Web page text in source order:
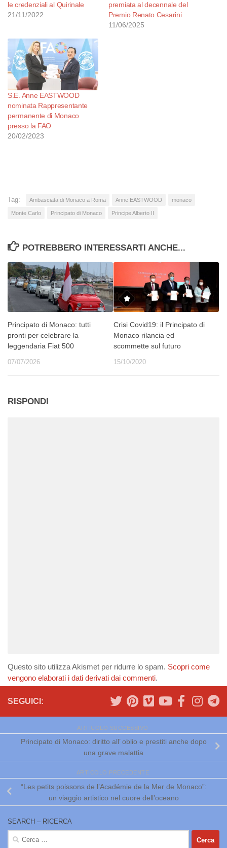
le credenziali al Quirinale
21/11/2022
premiata al decennale del
Premio Renato Cesarini
11/06/2025
S.E. Anne EASTWOOD
nominata Rappresentante
permanente di Monaco
presso la FAO
20/02/2023
Tag: Ambasciata di Monaco a Roma Anne EASTWOOD monaco
Monte Carlo Principato di Monaco Principe Alberto II
POTREBBERO INTERESSARTI ANCHE...
Principato di Monaco: tutti
pronti per celebrare la
leggendaria Fiat 500
07/07/2026
Crisi Covid19: il Principato di
Monaco rilancia ed
scommette sul futuro
15/10/2020
RISPONDI
Questo sito utilizza Akismet per ridurre lo spam. Scopri come
vengono elaborati i dati derivati dai commenti.
SEGUICI:
ARTICOLO SUCCESSIVO
Principato di Monaco: diritto all’ oblio e prestiti anche dopo
una grave malattia
ARTICOLO PRECEDENTE
“Les petits poissons de l’Académie de la Mer de Monaco”:
un viaggio artistico nel cuore dell’oceano
SEARCH – RICERCA
Ricerca